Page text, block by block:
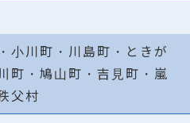
小川町・川島町・ときが
町・鳩山町・吉見町・嵐
父村